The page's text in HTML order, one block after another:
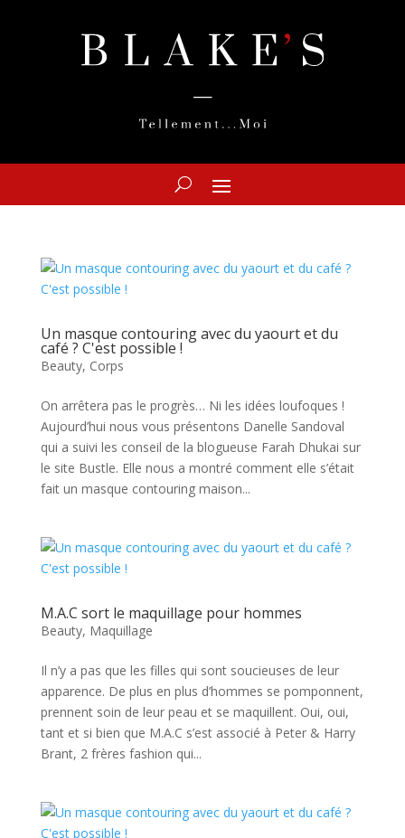
Un masque contouring avec du yaourt et du
café ? C'est possible !
Beauty, Corps
On arrêtera pas le progrès… Ni les idées loufoques !
Aujourd’hui nous vous présentons Danelle Sandoval
qui a suivi les conseil de la blogueuse Farah Dhukai sur
le site Bustle. Elle nous a montré comment elle s’était
fait un masque contouring maison...
M.A.C sort le maquillage pour hommes
Beauty, Maquillage
Il n’y a pas que les filles qui sont soucieuses de leur
apparence. De plus en plus d’hommes se pomponnent,
prennent soin de leur peau et se maquillent. Oui, oui,
tant et si bien que M.A.C s’est associé à Peter & Harry
Brant, 2 frères fashion qui...